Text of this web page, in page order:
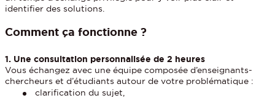
identifier des solutions.
Comment ça fonctionne ?
1. Une consultation personnalisée de 2 heures
Vous échangez avec une équipe composée d’enseignants-
chercheurs et d’étudiants autour de votre problématique :
clarification du sujet,